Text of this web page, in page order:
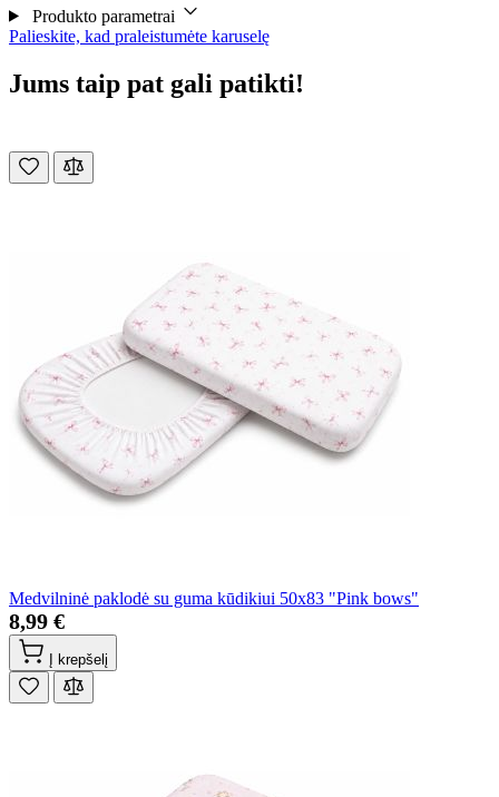
Produkto parametrai
Palieskite, kad praleistumėte karuselę
Jums taip pat gali patikti!
Medvilninė paklodė su guma kūdikiui 50x83 "Pink bows"
8,99 €
Į krepšelį